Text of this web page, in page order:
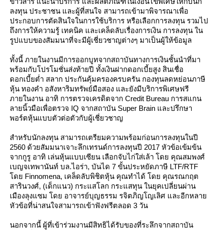
ลงทุน ประชาชน และผู้ที่สนใจ สามารถเข้ามาพิจารณาเพื่อ
ประกอบการตัดสินใจในการใช้บริการ หรือเลือกการลงทุน รวมไป
ถึงการให้ความรู้ เทคนิค และเคล็ดลับเรื่องการเงิน การลงทุน ใน
รูปแบบของสัมมนาที่จะมีผู้เชี่ยวชาญต่างๆ มาเป็นผู้ให้ข้อมูล
ทั้งนี้ ภายในงานมีการออกบูทจากสถาบันทางการเงินชั้นนำที่มา
พร้อมกับโปรโมชั่นส่งท้ายปี ทั้งเงินฝากดอกเบี้ยสูง สินเชื่อ
ดอกเบี้ยต่ำ สลาก ประกันคุ้มครองครบครัน กองทุนลดหย่อนภาษี
หุ้น ทองคำ อสังหาริมทรัพย์มือสอง และยังมีบริการพิเศษฟรี
ภายในงาน อาทิ การตรวจเครดิตจาก Credit Bureau การสแกน
ลายนิ้วมือเพื่อตรวจ IQ จากสถาบัน Super Brain และปรึกษา
พอร์ตหุ้นแบบตัวต่อตัวกับผู้เชี่ยวชาญ
สำหรับนักลงทุน สามารถเตรียมความพร้อมก่อนการลงทุนในปี
2560 ด้วยสัมมนาเจาะลึกเทรนด์การลงทุนปี 2017 หัวข้อเข้มข้น
จากกูรู อาทิ เล่นหุ้นแบบเซียน เลือกจับไก่ใส่เล้า โดย คุณสมพงศ์
เบญจเทพานันท์ บล.ไอร่า, บันได 7 ขั้นประหยัดภาษี LTF/RTF
ดย Finnomena, เคล็ดลับพิชิตหุ้น คุณทำได้ โดย คุณรณกฤต
สารินวงศ์, (เด็กแนว) กระแสโลก กระแสทุน ในยุคเปลี่ยนผ่าน
เมืองลุงแซม โดย อาจารย์บุญธรรม รจิตภิญโญเลิศ และอีกหลา
หัวข้อที่น่าสนใจสามารถเข้าฟังฟรีตลอด 3 วัน
นอกจากนี้ ผู้ที่เข้าร่วมงานมีสิทธิได้รับของที่ระลึกจากสถาบัน